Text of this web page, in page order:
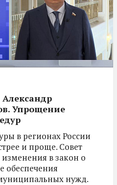
Александр
Упрощение
в регионах России
и проще. Совет
в закон о
обеспечения
нужд.